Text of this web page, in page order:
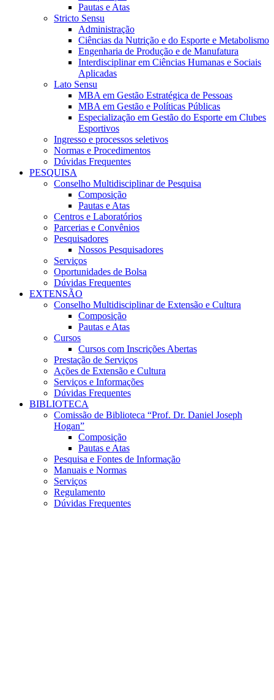
Pautas e Atas
Stricto Sensu
Administração
Ciências da Nutrição e do Esporte e Metabolismo
Engenharia de Produção e de Manufatura
Interdisciplinar em Ciências Humanas e Sociais
Aplicadas
Lato Sensu
MBA em Gestão Estratégica de Pessoas
MBA em Gestão e Políticas Públicas
Especialização em Gestão do Esporte em Clubes
Esportivos
Ingresso e processos seletivos
Normas e Procedimentos
Dúvidas Frequentes
PESQUISA
Conselho Multidisciplinar de Pesquisa
Composição
Pautas e Atas
Centros e Laboratórios
Parcerias e Convênios
Pesquisadores
Nossos Pesquisadores
Serviços
Oportunidades de Bolsa
Dúvidas Frequentes
EXTENSÃO
Conselho Multidisciplinar de Extensão e Cultura
Composição
Pautas e Atas
Cursos
Cursos com Inscrições Abertas
Prestação de Serviços
Ações de Extensão e Cultura
Serviços e Informações
Dúvidas Frequentes
BIBLIOTECA
Comissão de Biblioteca “Prof. Dr. Daniel Joseph
Hogan”
Composição
Pautas e Atas
Pesquisa e Fontes de Informação
Manuais e Normas
Serviços
Regulamento
Dúvidas Frequentes